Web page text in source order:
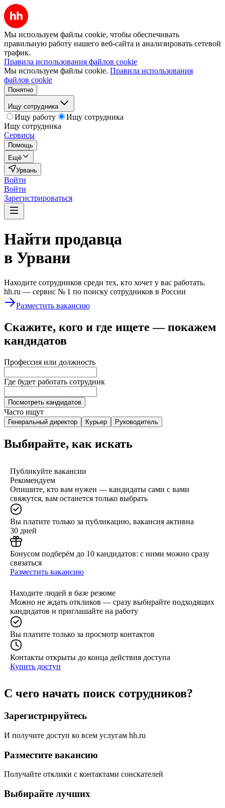
Мы используем файлы cookie, чтобы обеспечивать
правильную работу нашего веб-сайта и анализировать сетевой
трафик.
Правила использования файлов cookie
Мы используем файлы cookie. Правила использования
файлов cookie
Понятно
Ищу сотрудника
Ищу работу
Ищу сотрудника
Ищу сотрудника
Сервисы
Помощь
Ещё
Урвань
Войти
Войти
Зарегистрироваться
Найти продавца
в Урвани
Находите сотрудников среди тех, кто хочет у вас работать.
hh.ru — сервис № 1 по поиску сотрудников в России
Разместить вакансию
Скажите, кого и где ищете — покажем
кандидатов
Профессия или должность
Где будет работать сотрудник
Посмотреть кандидатов
Часто ищут
Генеральный директор Курьер Руководитель
Выбирайте, как искать
Публикуйте вакансии
Рекомендуем
Опишите, кто вам нужен — кандидаты сами с вами
свяжутся, вам останется только выбрать
Вы платите только за публикацию, вакансия активна
30 дней
Бонусом подберём до 10 кандидатов: с ними можно сразу
связаться
Разместить вакансию
Находите людей в базе резюме
Можно не ждать откликов — сразу выбирайте подходящих
кандидатов и приглашайте на работу
Вы платите только за просмотр контактов
Контакты открыты до конца действия доступа
Купить доступ
С чего начать поиск сотрудников?
Зарегистрируйтесь
И получите доступ ко всем услугам hh.ru
Разместите вакансию
Получайте отклики с контактами соискателей
Выбирайте лучших